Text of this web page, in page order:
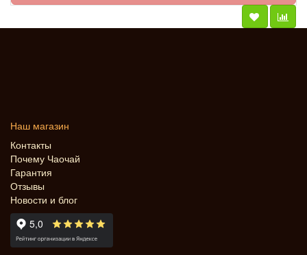
Наш магазин
Контакты
Почему Чаочай
Гарантия
Отзывы
Новости и блог